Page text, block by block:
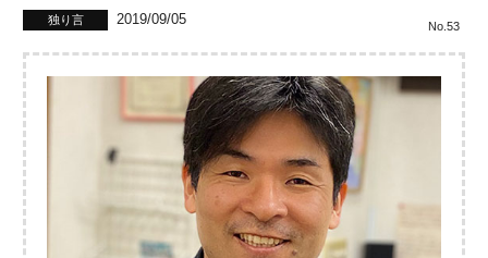
独り言 2019/09/05 No.53